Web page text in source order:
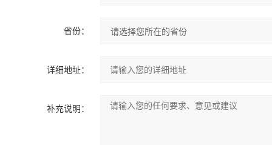
省份：
详细地址：
补充说明：